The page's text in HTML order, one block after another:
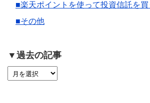
■楽天ポイントを使って投資信託を買
■その他
▼過去の記事